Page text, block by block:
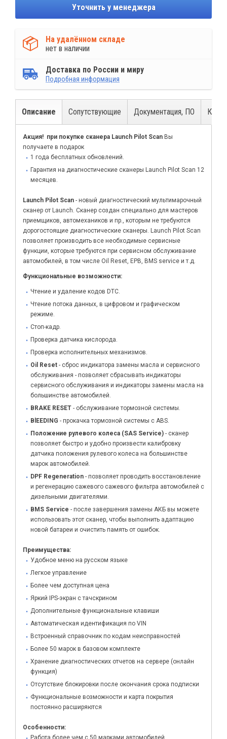
Уточнить у менеджера
На удалённом складе
нет в наличии
Доставка по России и миру
Подробная информация
Описание Сопутствующие Документация, ПО
Акция! при покупке сканера Launch Pilot Scan Вы
получаете в подарок
1 года бесплатных обновлений.
Гарантия на диагностические сканеры Launch Pilot Scan 12
месяцев.
Launch Pilot Scan - новый диагностический мультимарочный
сканер от Launch. Сканер создан специально для мастеров
приемщиков, автомехаников и пр., которым не требуются
дорогостоящие диагностические сканеры. Launch Pilot Scan
позволяет производить все необходимые сервисные
функции, которые требуются при сервисном обслуживание
автомобилей, в том числе Oil Reset, EPB, BMS service и т.д.
Функциональные возможности:
Чтение и удаление кодов DTC.
Чтение потока данных, в цифровом и графическом
режиме.
Стоп-кадр.
Проверка датчика кислорода.
Проверка исполнительных механизмов.
Oil Reset - сброс индикатора замены масла и сервисного
обслуживания - позволяет сбрасывать индикаторы
сервисного обслуживания и индикаторы замены масла на
большинстве автомобилей.
BRAKE RESET - обслуживание тормозной системы.
BlEEDING - прокачка тормозной системы с ABS.
Положение рулевого колеса (SAS Service) - сканер
позволяет быстро и удобно произвести калибровку
датчика положения рулевого колеса на большинстве
марок автомобилей.
DPF Regeneration - позволяет проводить восстановление
и регенерацию сажевого сажевого фильтра автомобилей с
дизельными двигателями.
BMS Service - после завершения замены АКБ вы можете
использовать этот сканер, чтобы выполнить адаптацию
новой батареи и очистить память от ошибок.
Преимущества:
Удобное меню на русском языке
Легкое управление
Более чем доступная цена
Яркий IPS-экран с тачскрином
Дополнительные функциональные клавиши
Автоматическая идентификация по VIN
Встроенный справочник по кодам неисправностей
Более 50 марок в базовом комплекте
Хранение диагностических отчетов на сервере (онлайн
функция)
Отсутствие блокировки после окончания срока подписки
Функциональные возможности и карта покрытия
постоянно расширяются
Особенности:
Работа более чем с 50 марками автомобилей